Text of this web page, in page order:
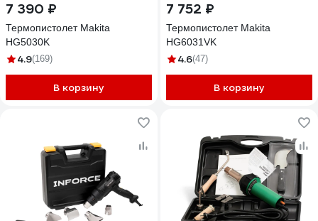
7 390 ₽
Термопистолет Makita
HG5030K
4.9(169)
В корзину
7 752 ₽
Термопистолет Makita
HG6031VK
4.6(47)
В корзину